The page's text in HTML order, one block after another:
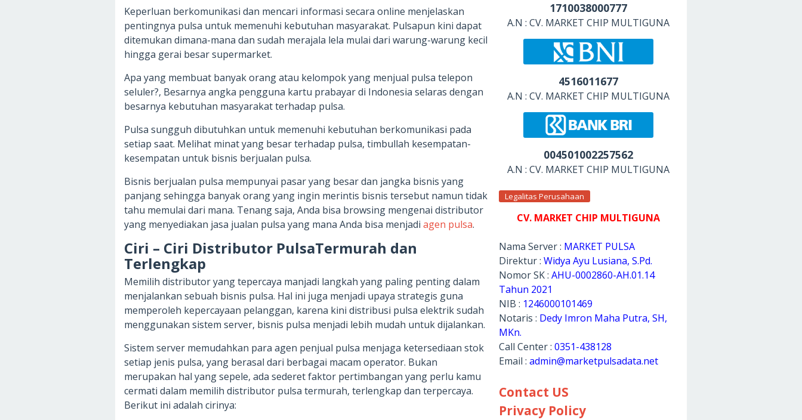
Keperluan berkomunikasi dan mencari informasi secara online menjelaskan
pentingnya pulsa untuk memenuhi kebutuhan masyarakat. Pulsapun kini dapat
ditemukan dimana-mana dan sudah merajala lela mulai dari warung-warung kecil
hingga gerai besar supermarket.
Apa yang membuat banyak orang atau kelompok yang menjual pulsa telepon
seluler?, Besarnya angka pengguna kartu prabayar di Indonesia selaras dengan
besarnya kebutuhan masyarakat terhadap pulsa.
Pulsa sungguh dibutuhkan untuk memenuhi kebutuhan berkomunikasi pada
setiap saat. Melihat minat yang besar terhadap pulsa, timbullah kesempatan-
kesempatan untuk bisnis berjualan pulsa.
Bisnis berjualan pulsa mempunyai pasar yang besar dan jangka bisnis yang
panjang sehingga banyak orang yang ingin merintis bisnis tersebut namun tidak
tahu memulai dari mana. Tenang saja, Anda bisa browsing mengenai distributor
yang menyediakan jasa jualan pulsa yang mana Anda bisa menjadi agen pulsa.
Ciri – Ciri Distributor PulsaTermurah dan
Terlengkap
Memilih distributor yang tepercaya manjadi langkah yang paling penting dalam
menjalankan sebuah bisnis pulsa. Hal ini juga menjadi upaya strategis guna
memperoleh kepercayaan pelanggan, karena kini distribusi pulsa elektrik sudah
menggunakan sistem server, bisnis pulsa menjadi lebih mudah untuk dijalankan.
Sistem server memudahkan para agen penjual pulsa menjaga ketersediaan stok
setiap jenis pulsa, yang berasal dari berbagai macam operator. Bukan
merupakan hal yang sepele, ada sederet faktor pertimbangan yang perlu kamu
cermati dalam memilih distributor pulsa termurah, terlengkap dan terpercaya.
Berikut ini adalah cirinya:
1710038000777
A.N : CV. MARKET CHIP MULTIGUNA
4516011677
A.N : CV. MARKET CHIP MULTIGUNA
004501002257562
A.N : CV. MARKET CHIP MULTIGUNA
Legalitas Perusahaan
CV. MARKET CHIP MULTIGUNA
Nama Server : MARKET PULSA
Direktur : Widya Ayu Lusiana, S.Pd.
Nomor SK : AHU-0002860-AH.01.14
Tahun 2021
NIB : 1246000101469
Notaris : Dedy Imron Maha Putra, SH,
MKn.
Call Center : 0351-438128
Email : admin@marketpulsadata.net
Contact US
Privacy Policy